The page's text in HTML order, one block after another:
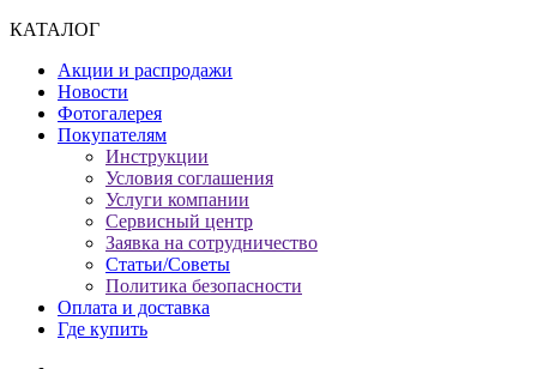
КАТАЛОГ
Акции и распродажи
Новости
Фотогалерея
Покупателям
Инструкции
Условия соглашения
Услуги компании
Сервисный центр
Заявка на сотрудничество
Статьи/Советы
Политика безопасности
Оплата и доставка
Где купить